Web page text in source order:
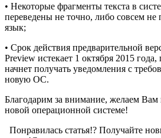
• Некоторые фрагменты текста в
переведены не точно, либо совсем не
язык;
• Срок действия предварительной
Preview истекает 1 октября 2015 года,
начнет получать уведомления с
новую ОС.
Благодарим за внимание, желаем
новой операционной системе!
Понравилась статья!? Получайте